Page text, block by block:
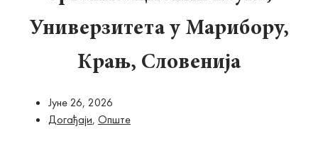
Универзитета у Марибору,
Крањ, Словенија
Јуне 26, 2026
Догађаји, Опште